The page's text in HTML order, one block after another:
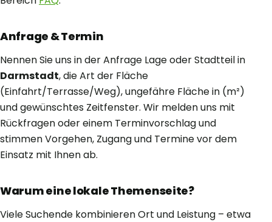
Anfrage & Termin
Nennen Sie uns in der Anfrage Lage oder Stadtteil in
Darmstadt, die Art der Fläche
(Einfahrt/Terrasse/Weg), ungefähre Fläche in (m²)
und gewünschtes Zeitfenster. Wir melden uns mit
Rückfragen oder einem Terminvorschlag und
stimmen Vorgehen, Zugang und Termine vor dem
Einsatz mit Ihnen ab.
Warum eine lokale Themenseite?
Viele Suchende kombinieren Ort und Leistung – etwa